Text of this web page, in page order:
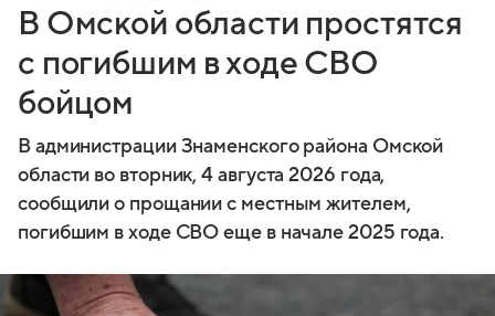
В Омской области простятся
с погибшим в ходе СВО
бойцом
В администрации Знаменского района Омской
области во вторник, 4 августа 2026 года,
сообщили о прощании с местным жителем,
погибшим в ходе СВО еще в начале 2025 года.